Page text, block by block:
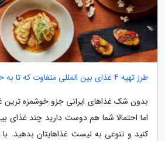
طرز تهیه 4 غذای بین المللی متفاوت که تا به حال امتحان نکرده اید
بدون شک غذاهای ایرانی جزو خوشمزه
اما احتمالا شما هم دوست دارید چند غذای
کنید و تنوعی به لیست غذاهایتان بدهید.